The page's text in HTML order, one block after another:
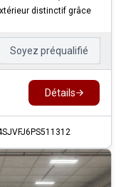
distinctif grâce
Soyez préqualifié
Détails